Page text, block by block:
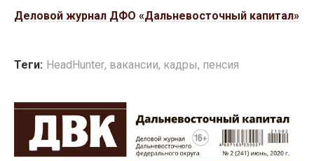
Деловой журнал ДФО «Дальневосточный капитал»
Теги: HeadHunter, вакансии, кадры, пенсия